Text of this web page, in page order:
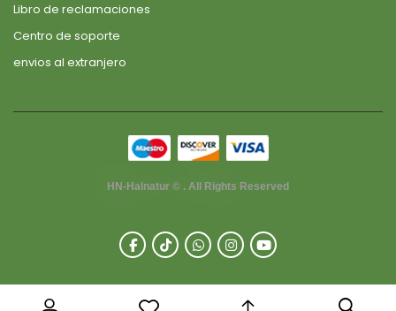
Libro de reclamaciones
Centro de soporte
envios al extranjero
HN-Halnatur © . All Rights Reserved